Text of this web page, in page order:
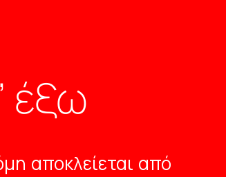
έξω
αποκλείεται από